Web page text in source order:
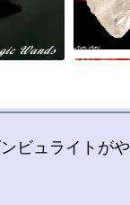
ビュライトが